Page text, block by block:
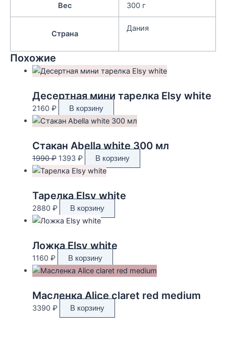
Вес
300 г
Страна
Дания
Похожие
Десертная мини тарелка Elsy white
2160 ₽ В корзину
Стакан Abella white 300 мл
1990₽ Первоначальная
цена
1990 ₽.
1393 ₽Текущая
цена:
В корзину
Тарелка Elsy white
2880 ₽ В корзину
Ложка Elsy white
1160 ₽ В корзину
Масленка Alice claret red medium
3390 ₽ В корзину